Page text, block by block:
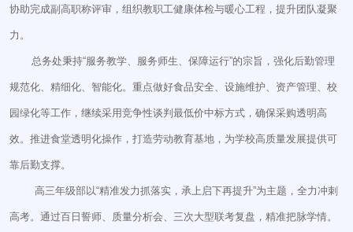
协助完成副高职称评审，组织教职工健康体检与暖心工程，提升团队凝聚
力。
总务处秉持“服务教学、服务师生、保障运行”的宗旨，强化后勤管理
规范化、精细化、智能化。重点做好食品安全、设施维护、资产管理、校
园绿化等工作，继续采用竞争性谈判最低价中标方式，确保采购透明高
效。推进食堂透明化操作，打造劳动教育基地，为学校高质量发展提供可
靠后勤支撑。
高三年级部以“精准发力抓落实，承上启下再提升”为主题，全力冲刺
高考。通过百日誓师、质量分析会、三次大型联考复盘，精准把脉学情。